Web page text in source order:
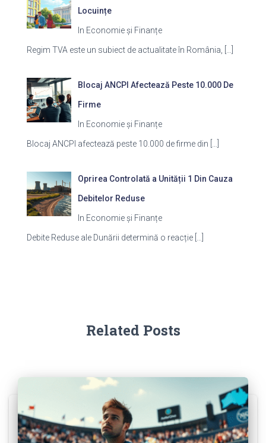
Locuințe
In Economie și Finanțe
Regim TVA este un subiect de actualitate în România,
Blocaj ANCPI Afectează Peste 10.000 De
Firme
In Economie și Finanțe
Blocaj ANCPI afectează peste 10.000 de firme din
Oprirea Controlată a Unității 1 Din Cauza
Debitelor Reduse
In Economie și Finanțe
Debite Reduse ale Dunării determină o reacție
Related Posts